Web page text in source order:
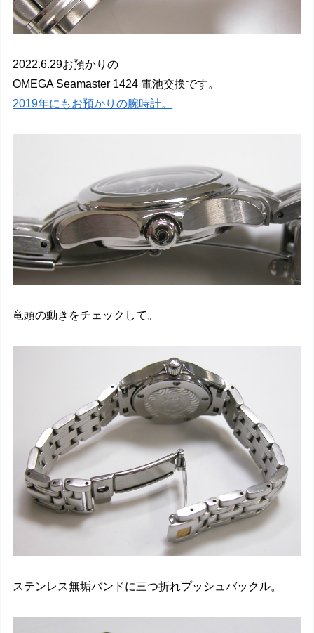
2022.6.29お預かりの
OMEGA Seamaster 1424 電池交換です。
2019年にもお預かりの腕時計。
竜頭の動きをチェックして。
ステンレス無垢バンドに三つ折れプッシュバックル。